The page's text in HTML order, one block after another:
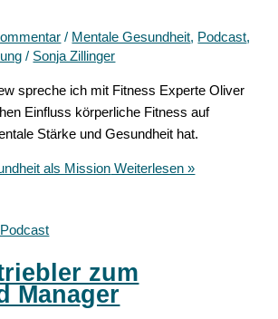
/ Mentale Gesundheit, Podcast,
/ Sonja Zillinger
spreche ich mit Fitness Experte Oliver
Einfluss körperliche Fitness auf
Stärke und Gesundheit hat.
als Mission Weiterlesen »
zum
Manager